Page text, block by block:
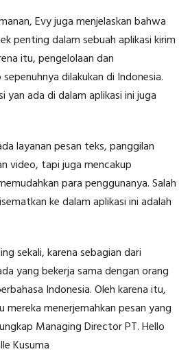
Evy juga menjelaskan bahwa
penting dalam sebuah aplikasi kirim
itu, pengelolaan dan
dilakukan di Indonesia.
yan ada di dalam aplikasi ini juga
layanan pesan teks, panggilan
video, tapi juga mencakup
para penggunanya. Salah
ke dalam aplikasi ini adalah
sekali, karena sebagian dari
yang bekerja sama dengan orang
Indonesia. Oleh karena itu,
menerjemahkan pesan yang
Managing Director PT. Hello
Kusuma